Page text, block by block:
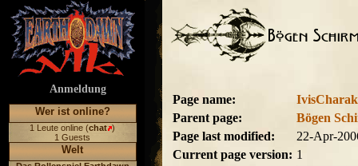
Anmeldung
Wer ist online?
1 Leute online (chat )
1 Guests
Welt
Page name:
Parent page:
Bögen
Page last modified:
22-Apr-
Current page version: 1